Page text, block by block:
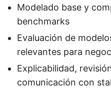
Modelado base y
benchmarks
Evaluación de
relevantes para
Explicabilidad,
comunicación con